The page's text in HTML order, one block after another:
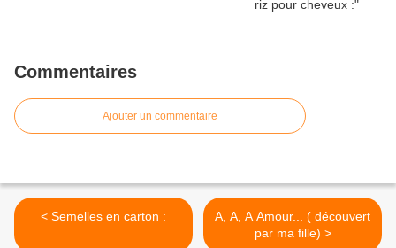
Commentaires
Ajouter un commentaire
< Semelles en carton :
A, A, A Amour... ( découvert
par ma fille) >